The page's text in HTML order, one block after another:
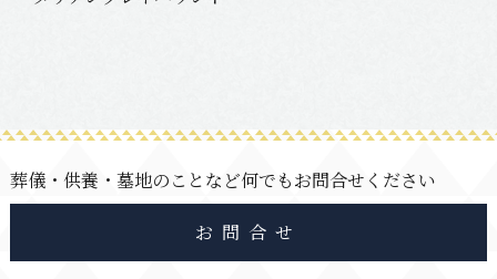
葬儀・供養・墓地のことなど何でもお問合せください
お問合せ